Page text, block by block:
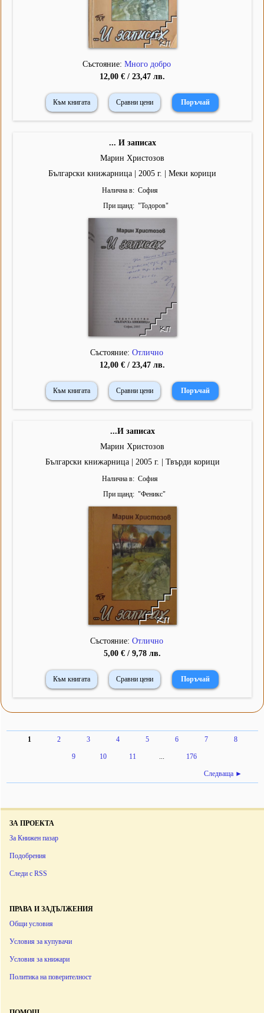
Състояние: Много добро
12,00 € / 23,47 лв.
Към книгата Сравни цени
... И записах
Марин Христозов
Български книжарница | 2005 г. | Меки корици
Налична в
София
При щанд
"Тодоров"
Състояние: Отлично
12,00 € / 23,47 лв.
Към книгата Сравни цени
...И записах
Марин Христозов
Български книжарница | 2005 г. | Твърди корици
Налична в
София
При щанд
"Феникс"
Състояние: Отлично
5,00 € / 9,78 лв.
Към книгата Сравни цени
1 2 3 4 5 6 7 8
9 10 11 ... 176
Следваща ►
ЗА ПРОЕКТА
За Книжен пазар
Подобрения
Следи с RSS
ПРАВА И ЗАДЪЛЖЕНИЯ
Общи условия
Условия за купувачи
Условия за книжари
Политика на поверителност